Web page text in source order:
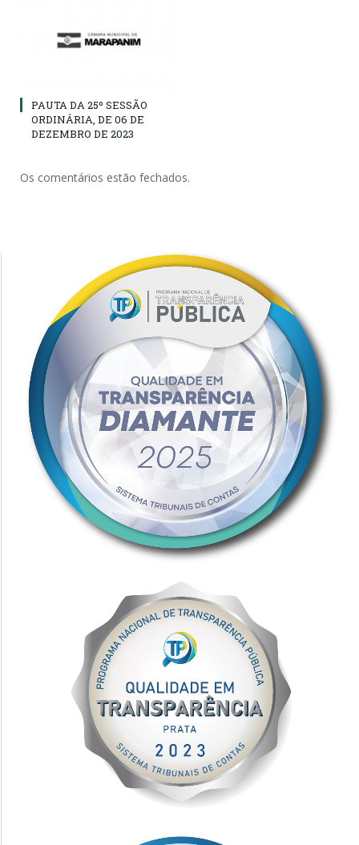
PAUTA DA 25º SESSÃO
ORDINÁRIA, DE 06 DE
DEZEMBRO DE 2023
Os comentários estão fechados.